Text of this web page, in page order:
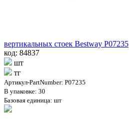
вертикальных стоек Bestway P07235
код: 84837
шт
тг
Артикул-PartNumber: P07235
В упаковке: 30
Базовая единица: шт